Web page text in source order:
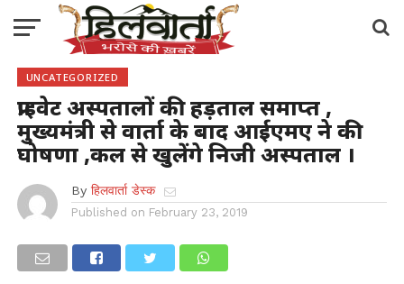
UNCATEGORIZED
प्राइवेट अस्पतालों की हड़ताल समाप्त ,
मुख्यमंत्री से वार्ता के बाद आईएमए ने की
घोषणा ,कल से खुलेंगे निजी अस्पताल ।
By हिलवार्ता डेस्क
Published on February 23, 2019